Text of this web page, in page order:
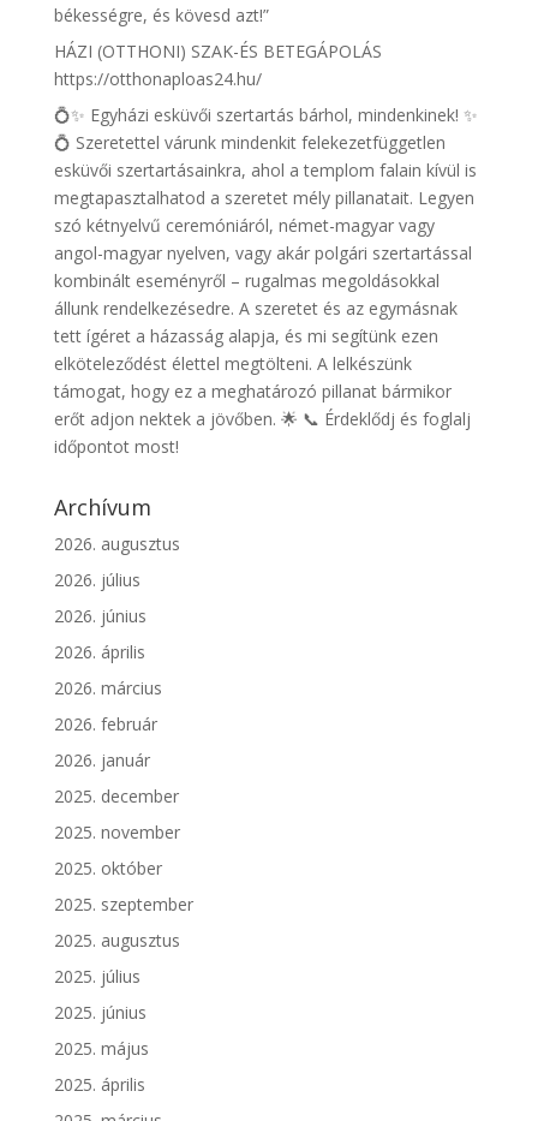
békességre, és kövesd azt!”
HÁZI (OTTHONI) SZAK-ÉS BETEGÁPOLÁS
https://otthonaploas24.hu/
💍✨ Egyházi esküvői szertartás bárhol, mindenkinek! ✨
💍 Szeretettel várunk mindenkit felekezetfüggetlen
esküvői szertartásainkra, ahol a templom falain kívül is
megtapasztalhatod a szeretet mély pillanatait. Legyen
szó kétnyelvű ceremóniáról, német-magyar vagy
angol-magyar nyelven, vagy akár polgári szertartással
kombinált eseményről – rugalmas megoldásokkal
állunk rendelkezésedre. A szeretet és az egymásnak
tett ígéret a házasság alapja, és mi segítünk ezen
elköteleződést élettel megtölteni. A lelkészünk
támogat, hogy ez a meghatározó pillanat bármikor
erőt adjon nektek a jövőben. 🌟 📞 Érdeklődj és foglalj
időpontot most!
Archívum
2026. augusztus
2026. július
2026. június
2026. április
2026. március
2026. február
2026. január
2025. december
2025. november
2025. október
2025. szeptember
2025. augusztus
2025. július
2025. június
2025. május
2025. április